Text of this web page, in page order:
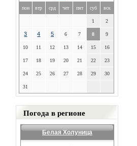
пон втр срд чет пят суб вск
1 2
3 4 5 6 7 8 9
10 11 12 13 14 15 16
17 18 19 20 21 22 23
24 25 26 27 28 29 30
31
Погода в регионе
Белая Холуница